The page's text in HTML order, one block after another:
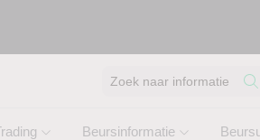
Beursinformatie
Zoek naar informatie